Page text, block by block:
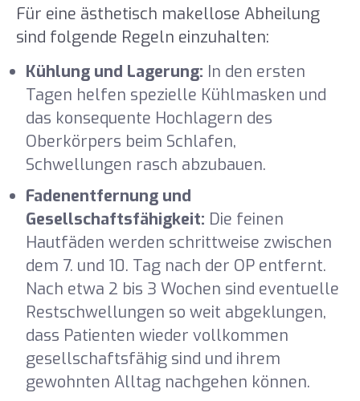
Für eine ästhetisch makellose Abheilung
sind folgende Regeln einzuhalten:
Kühlung und Lagerung: In den ersten
Tagen helfen spezielle Kühlmasken und
das konsequente Hochlagern des
Oberkörpers beim Schlafen,
Schwellungen rasch abzubauen.
Fadenentfernung und
Gesellschaftsfähigkeit: Die feinen
Hautfäden werden schrittweise zwischen
dem 7. und 10. Tag nach der OP entfernt.
Nach etwa 2 bis 3 Wochen sind eventuelle
Restschwellungen so weit abgeklungen,
dass Patienten wieder vollkommen
gesellschaftsfähig sind und ihrem
gewohnten Alltag nachgehen können.